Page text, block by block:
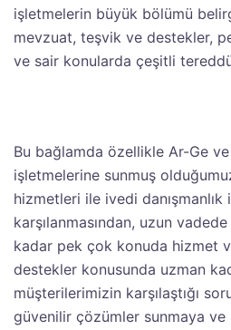
işletmelerin büyük bölümü
mevzuat, teşvik ve destekler,
ve sair konularda çeşitli
Bu bağlamda özellikle Ar-Ge
işletmelerine sunmuş
hizmetleri ile ivedi danışmanlık
karşılanmasından, uzun
kadar pek çok konuda hizmet
destekler konusunda uzman
müşterilerimizin karşılaştığı
güvenilir çözümler sunmaya